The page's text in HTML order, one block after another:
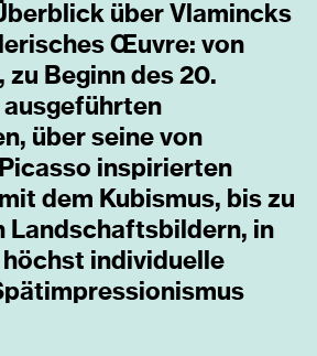
über Vlamincks
Œuvre: von
zu Beginn des 20.
über seine von
inspirierten
dem Kubismus, bis zu
Landschaftsbildern, in
höchst individuelle